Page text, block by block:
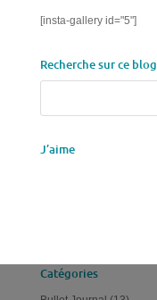
[insta-gallery id="5"]
Recherche sur ce blog
J’aime
Catégories